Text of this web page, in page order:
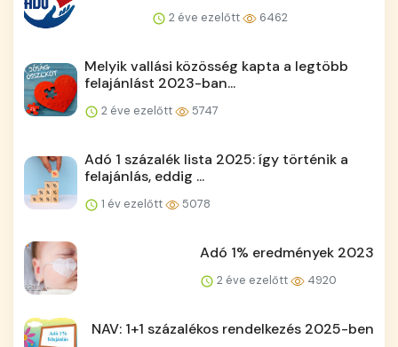
2 éve ezelőtt 6462
Melyik vallási közösség kapta a legtöbb
felajánlást 2023-ban...
2 éve ezelőtt 5747
Adó 1 százalék lista 2025: így történik a
felajánlás, eddig ...
1 év ezelőtt 5078
Adó 1% eredmények 2023
2 éve ezelőtt 4920
NAV: 1+1 százalékos rendelkezés 2025-ben